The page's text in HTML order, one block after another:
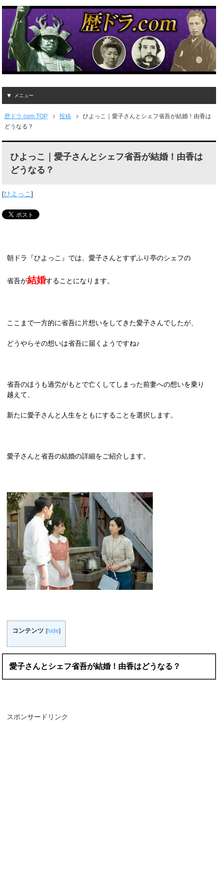
メニュー
歴ドラ.com TOP 投稿
ひよっこ｜愛子さんとシェフ省吾が結婚！由香は
どうなる？
ひよっこ｜愛子さんとシェフ省吾が結婚！由香は
どうなる？
[ひよっこ]
朝ドラ『ひよっこ』では、愛子さんとすずふり亭のシェフの
省吾が結婚することになります。
ここまで一方的に省吾に片想いをしてきた愛子さんでしたが、
どうやらその想いは省吾に届くようですね♪
省吾のほうも過労がもとで亡くしてしまった前妻への想いを乗り
越えて、
新たに愛子さんと人生をともにすることを選択します。
愛子さんと省吾の結婚の詳細をご紹介します。
コンテンツ [hide]
愛子さんとシェフ省吾が結婚！由香はどうなる？
スポンサードリンク